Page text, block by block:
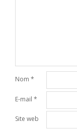
Nom *
E-mail *
Site web